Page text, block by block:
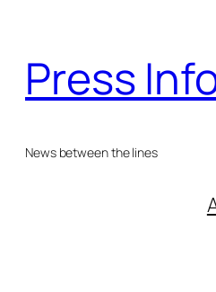
content
Press
News between the lines